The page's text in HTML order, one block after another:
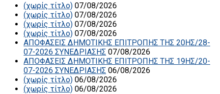
(χωρίς τίτλο) 07/08/2026
(χωρίς τίτλο) 07/08/2026
(χωρίς τίτλο) 07/08/2026
(χωρίς τίτλο) 07/08/2026
ΑΠΟΦΑΣΕΙΣ ΔΗΜΟΤΙΚΗΣ ΕΠΙΤΡΟΠΗΣ ΤΗΣ 20ΗΣ/28-
07-2026 ΣΥΝΕΔΡΙΑΣΗΣ 07/08/2026
ΑΠΟΦΑΣΕΙΣ ΔΗΜΟΤΙΚΗΣ ΕΠΙΤΡΟΠΗΣ ΤΗΣ 19ΗΣ/20-
07-2026 ΣΥΝΕΔΡΙΑΣΗΣ 06/08/2026
(χωρίς τίτλο) 06/08/2026
(χωρίς τίτλο) 06/08/2026